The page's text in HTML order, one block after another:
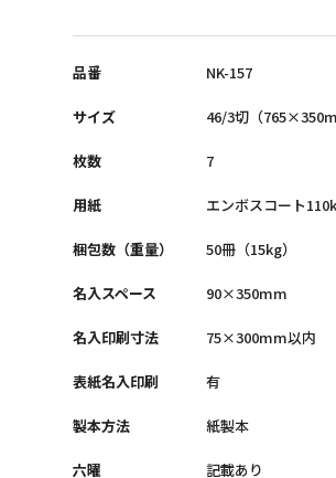
品番 NK-157
サイズ 46/3切（
枚数 7
用紙 エンボスコート
梱包数（重量） 50冊（15kg）
名入スペース 90×350mm
名入印刷寸法 75×300mm以内
表紙名入印刷 有
製本方法 紙製本
六曜 記載あり